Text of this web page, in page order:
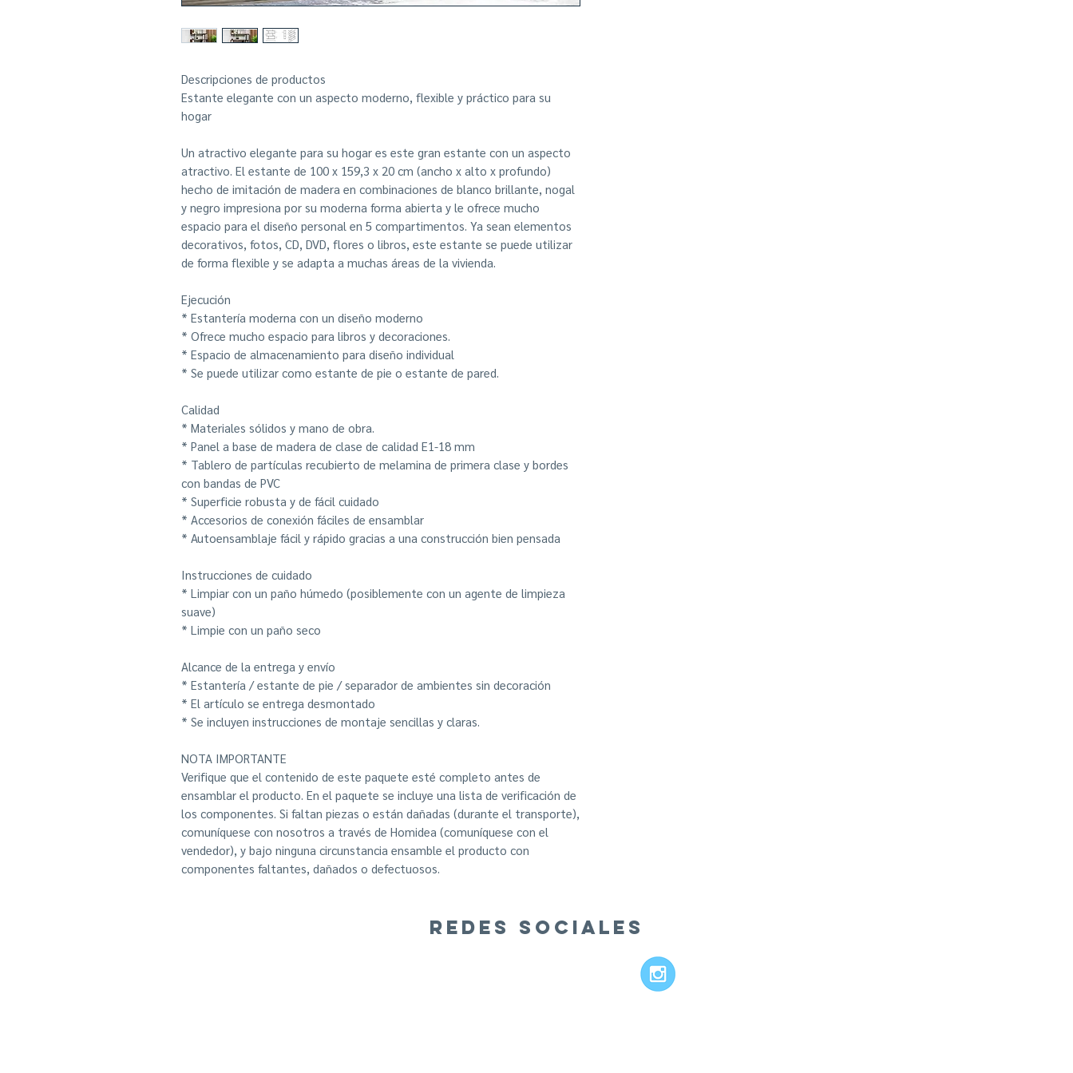
Descripciones de productos
Estante elegante con un aspecto moderno, flexible y práctico para su
hogar
Un atractivo elegante para su hogar es este gran estante con un aspecto
atractivo. El estante de 100 x 159,3 x 20 cm (ancho x alto x profundo)
hecho de imitación de madera en combinaciones de blanco brillante, nogal
y negro impresiona por su moderna forma abierta y le ofrece mucho
espacio para el diseño personal en 5 compartimentos. Ya sean elementos
decorativos, fotos, CD, DVD, flores o libros, este estante se puede utilizar
de forma flexible y se adapta a muchas áreas de la vivienda.
Ejecución
* Estantería moderna con un diseño moderno
* Ofrece mucho espacio para libros y decoraciones.
* Espacio de almacenamiento para diseño individual
* Se puede utilizar como estante de pie o estante de pared.
Calidad
* Materiales sólidos y mano de obra.
* Panel a base de madera de clase de calidad E1-18 mm
* Tablero de partículas recubierto de melamina de primera clase y bordes
con bandas de PVC
* Superficie robusta y de fácil cuidado
* Accesorios de conexión fáciles de ensamblar
* Autoensamblaje fácil y rápido gracias a una construcción bien pensada
Instrucciones de cuidado
* Limpiar con un paño húmedo (posiblemente con un agente de limpieza
suave)
* Limpie con un paño seco
Alcance de la entrega y envío
* Estantería / estante de pie / separador de ambientes sin decoración
* El artículo se entrega desmontado
* Se incluyen instrucciones de montaje sencillas y claras.
NOTA IMPORTANTE
Verifique que el contenido de este paquete esté completo antes de
ensamblar el producto. En el paquete se incluye una lista de verificación de
los componentes. Si faltan piezas o están dañadas (durante el transporte),
comuníquese con nosotros a través de Homidea (comuníquese con el
vendedor), y bajo ninguna circunstancia ensamble el producto con
componentes faltantes, dañados o defectuosos.
REDES SOCIALES